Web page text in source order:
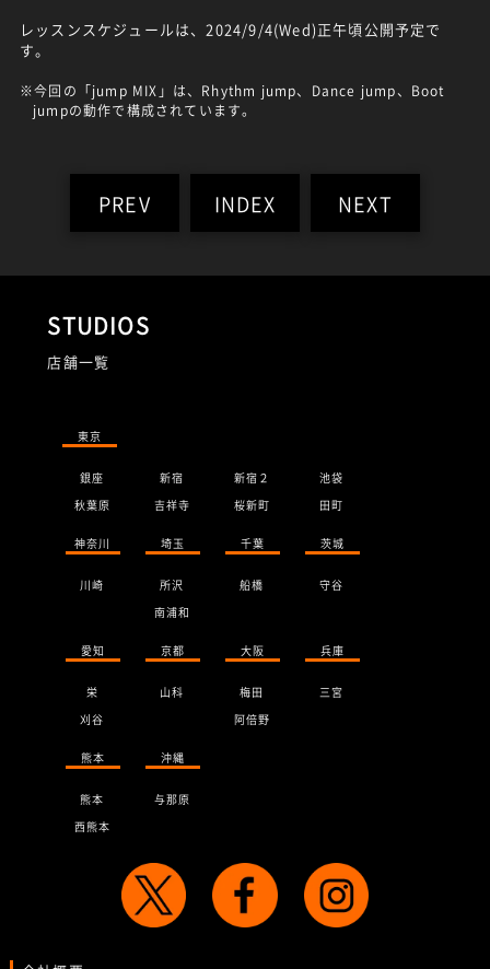
レッスンスケジュールは、2024/9/4(Wed)正午頃公開予定で
す。
※今回の「jump MIX」は、Rhythm jump、Dance jump、Boot
jumpの動作で構成されています。
PREV INDEX NEXT
STUDIOS
店舗一覧
東京
銀座 新宿 新宿２
池袋
秋葉原
吉祥寺 桜新町 田町
神奈川 埼玉 千葉 茨城
川崎 所沢 船橋
守谷
南浦和
愛知 京都 大阪 兵庫
栄 山科 梅田
三宮
刈谷
阿倍野
熊本 沖縄
熊本
与那原
西熊本